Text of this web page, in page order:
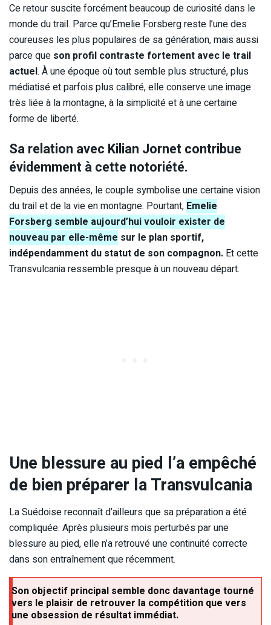
Ce retour suscite forcément beaucoup de curiosité dans le
monde du trail. Parce qu’Emelie Forsberg reste l’une des
coureuses les plus populaires de sa génération, mais aussi
parce que son profil contraste fortement avec le trail
actuel. À une époque où tout semble plus structuré, plus
médiatisé et parfois plus calibré, elle conserve une image
très liée à la montagne, à la simplicité et à une certaine
forme de liberté.
Sa relation avec Kilian Jornet contribue
évidemment à cette notoriété.
Depuis des années, le couple symbolise une certaine vision
du trail et de la vie en montagne. Pourtant, Emelie
Forsberg semble aujourd’hui vouloir exister de
nouveau par elle-même sur le plan sportif,
indépendamment du statut de son compagnon. Et cette
Transvulcania ressemble presque à un nouveau départ.
Une blessure au pied l’a empêché
de bien préparer la Transvulcania
La Suédoise reconnaît d’ailleurs que sa préparation a été
compliquée. Après plusieurs mois perturbés par une
blessure au pied, elle n’a retrouvé une continuité correcte
dans son entraînement que récemment.
Son objectif principal semble donc davantage tourné
vers le plaisir de retrouver la compétition que vers
une obsession de résultat immédiat.